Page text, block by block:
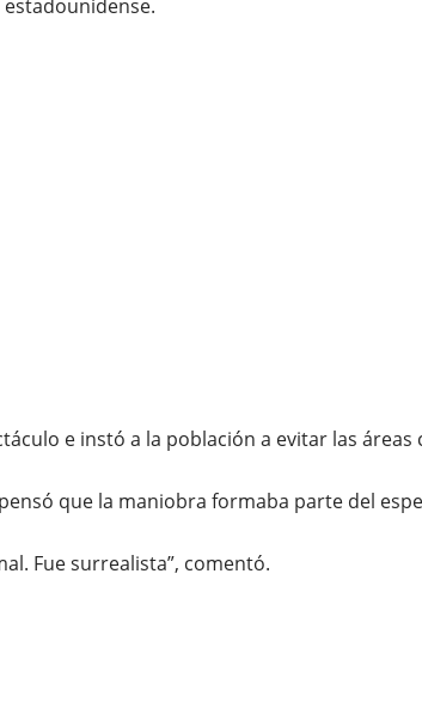
e instó a la población a evitar las
que la maniobra formaba parte del
Fue surrealista”, comentó.